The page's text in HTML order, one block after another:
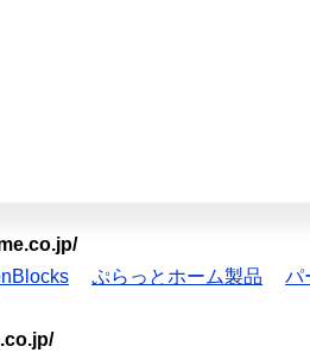
ぷらっとホーム製品 パ